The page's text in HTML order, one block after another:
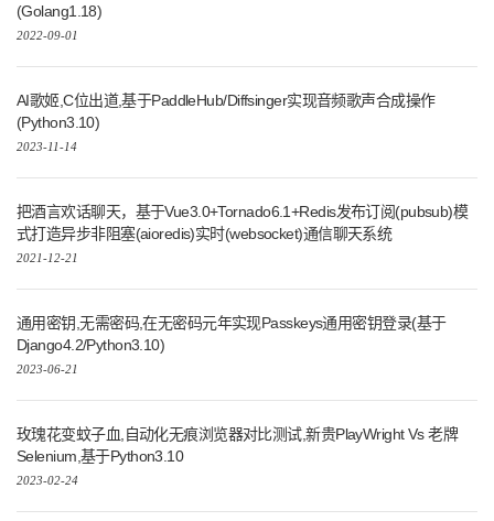
(Golang1.18)
2022-09-01
AI歌姬,C位出道,基于PaddleHub/Diffsinger实现音频歌声合成操作
(Python3.10)
2023-11-14
把酒言欢话聊天，基于Vue3.0+Tornado6.1+Redis发布订阅(pubsub)模
式打造异步非阻塞(aioredis)实时(websocket)通信聊天系统
2021-12-21
通用密钥,无需密码,在无密码元年实现Passkeys通用密钥登录(基于
Django4.2/Python3.10)
2023-06-21
玫瑰花变蚊子血,自动化无痕浏览器对比测试,新贵PlayWright Vs 老牌
Selenium,基于Python3.10
2023-02-24